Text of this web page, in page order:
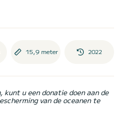
15,9 meter 2022
kunt u een donatie doen aan de
van de oceanen te